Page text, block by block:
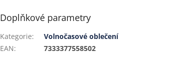
Doplňkové parametry
Kategorie:
Volnočasové oblečení
EAN: 7333377558502